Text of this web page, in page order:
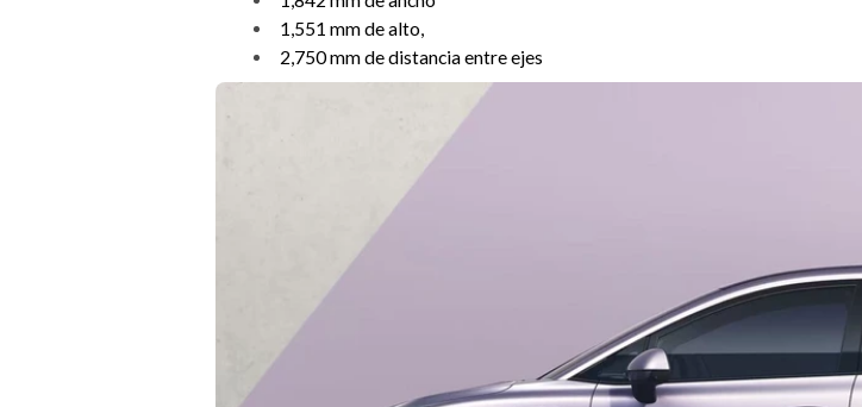
1,551 mm de alto,
2,750 mm de distancia entre ejes